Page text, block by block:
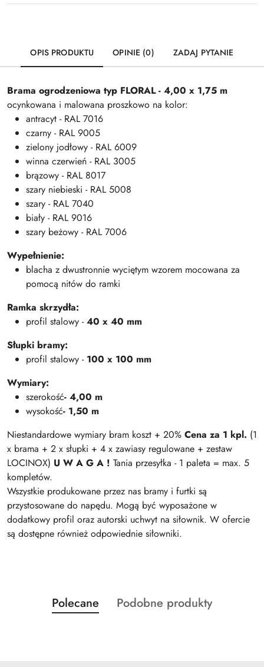
OPIS PRODUKTU OPINIE (0) ZADAJ PYTANIE
Brama ogrodzeniowa typ FLORAL - 4,00 x 1,75 m
ocynkowana i malowana proszkowo na kolor:
antracyt - RAL 7016
czarny - RAL 9005
zielony jodłowy - RAL 6009
winna czerwień - RAL 3005
brązowy - RAL 8017
szary niebieski - RAL 5008
szary - RAL 7040
biały - RAL 9016
szary beżowy - RAL 7006
Wypełnienie:
blacha z dwustronnie wyciętym wzorem mocowana za
pomocą nitów do ramki
Ramka skrzydła:
profil stalowy -40 x 40 mm
Słupki bramy:
profil stalowy - 100 x 100 mm
Wymiary:
szerokość- 4,00 m
wysokość- 1,50 m
Niestandardowe wymiary bram koszt + 20% Cena za 1 kpl. (1
x brama + 2 x słupki + 4 x zawiasy regulowane + zestaw
LOCINOX) U W A G A ! Tania przesyłka - 1 paleta = max. 5
kompletów.
Wszystkie produkowane przez nas bramy i furtki są
przystosowane do napędu. Mogą być wyposażone w
dodatkowy profil oraz autorski uchwyt na siłownik. W ofercie
są dostępne również odpowiednie siłowniki.
Pomiń karuzelę produktów
Produkty
o
Polecane
Produkty
Podobne produkty